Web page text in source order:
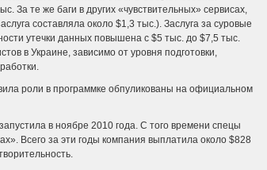
За те же баги в других «чувствительных» сервисах,
составляла около $1,3 тыс.). Заслуга за суровые
утечки данных повышена с $5 тыс. до $7,5 тыс.
в Украине, зависимо от уровня подготовки,
роли в программке обпуликованы на официальном
в ноябре 2010 года. С того времени спецы
Всего за эти годы компания выплатила около $828